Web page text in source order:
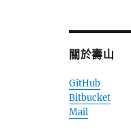
關於壽山
GitHub
Bitbucket
Mail